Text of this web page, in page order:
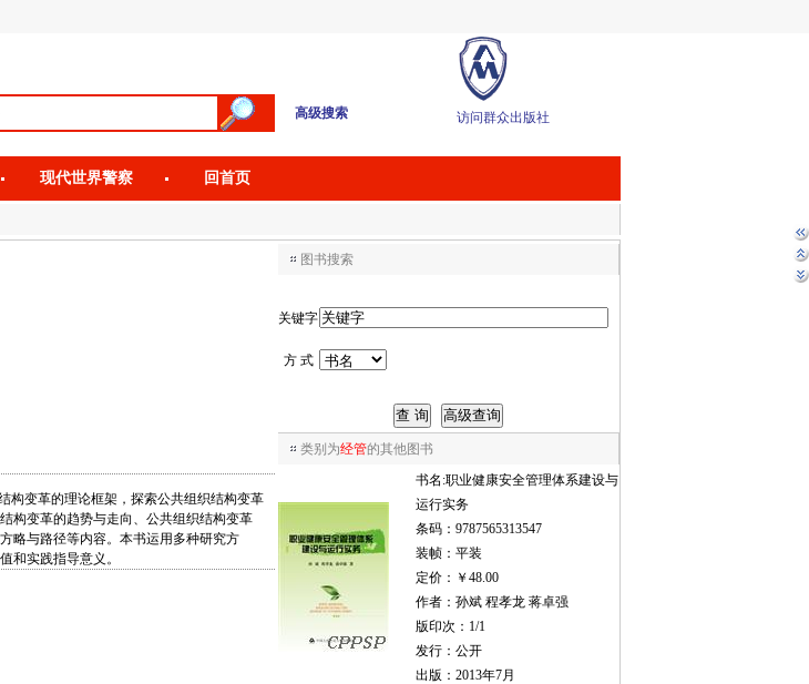
高级搜索 访问群众出版社
现代世界警察 回首页
变革的理论框架，探索公共组织结构变革
构变革的趋势与走向、公共组织结构变革
略与路径等内容。本书运用多种研究方
和实践指导意义。
图书搜索
关键字
方 式
类别为经管的其他图书
书名:职业健康安全管理体系建设与
运行实务
条码：9787565313547
装帧：平装
定价：￥48.00
作者：孙斌 程孝龙 蒋卓强
版印次：1/1
发行：公开
出版：2013年7月